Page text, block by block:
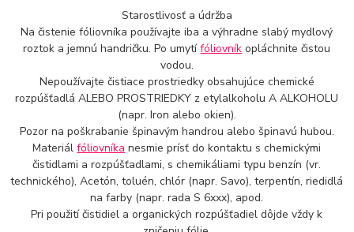
Starostlivosť a údržba
Na čistenie fóliovníka používajte iba a výhradne slabý mydlový
roztok a jemnú handričku. Po umytífóliovník opláchnite čistou
vodou.
Nepoužívajte čistiace prostriedky obsahujúce chemické
rozpúšťadlá ALEBO PROSTRIEDKY z etylalkoholu A ALKOHOLU
(napr. Iron alebo okien).
Pozor na poškrabanie špinavým handrou alebo špinavú hubou.
Materiálfóliovníka nesmie prísť do kontaktu s chemickými
čistidlami a rozpúšťadlami, s chemikáliami typu benzín (vr.
technického), Acetón, toluén, chlór (napr. Savo), terpentín, riedidlá
na farby (napr. rada S 6xxx), apod.
Pri použití čistidiel a organických rozpúšťadiel dôjde vždy k